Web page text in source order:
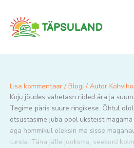
content
Lisa kommentaar / Blogi / Autor
Koju jõudes vahetasn riided ära ja
Tegime päris suure ringikese. Õhtul
otsustasime juba pool üksteist
aga hommikul oleksin ma sisse
tunda. Täna jälle jooksma, seekord